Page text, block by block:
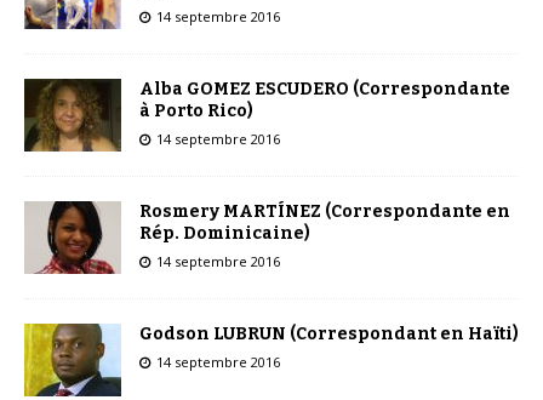
14 septembre 2016
Alba GOMEZ ESCUDERO (Correspondante
à Porto Rico)
14 septembre 2016
Rosmery MARTÍNEZ (Correspondante en
Rép. Dominicaine)
14 septembre 2016
Godson LUBRUN (Correspondant en Haïti)
14 septembre 2016